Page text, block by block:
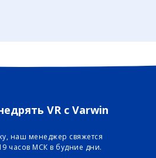
VR с Varwin
наш менеджер свяжется
часов МСК в будние дни.